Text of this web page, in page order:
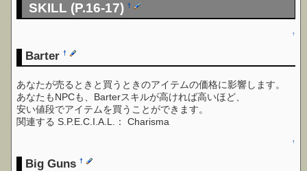
SKILL (P.16-17)†
↑
Barter†
あなたが売るときと買うときのアイテムの価格に影響します。
あなたもNPCも、Barterスキルが高ければ高いほど、
安い値段でアイテムを買うことができます。
関連する S.P.E.C.I.A.L.： Charisma
↑
Big Guns†